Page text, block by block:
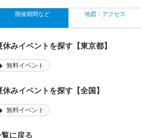
開催期間など 地図・アクセス
みイベントを探す【東京都】
無料イベント
みイベントを探す【全国】
無料イベント
に戻る